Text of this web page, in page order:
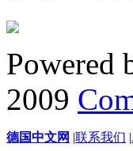
Powered
2009
德国中文网 |联系我们 |